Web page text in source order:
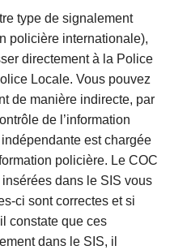
type de signalement
policière internationale),
directement à la Police
Locale. Vous pouvez
de manière indirecte, par
de l’information
est chargée
policière. Le COC
dans le SIS vous
ci sont correctes et si
constate que ces
dans le SIS, il